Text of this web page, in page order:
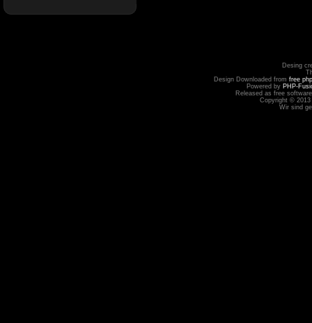
Desing
Design Downloaded from free
Powered by PHP-
Released as free
Copyright ©
Wir sind